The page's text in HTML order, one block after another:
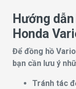
Hướng
Honda
Để đồng hồ
bạn cần lưu ý
Tránh tác